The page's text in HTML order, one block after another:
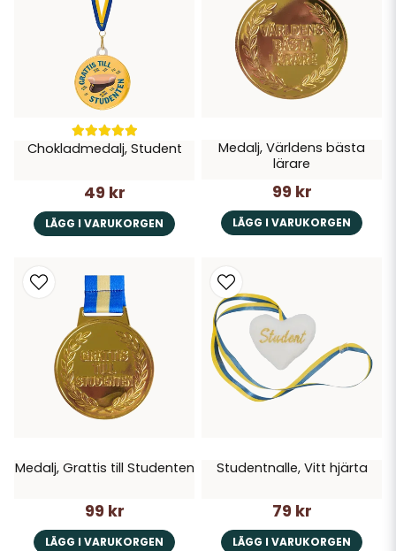
Chokladmedalj, Student
49 kr
LÄGG I VARUKORGEN
Medalj, Världens bästa
lärare
99 kr
LÄGG I VARUKORGEN
Medalj, Grattis till Studenten
99 kr
LÄGG I VARUKORGEN
Studentnalle, Vitt hjärta
79 kr
LÄGG I VARUKORGEN